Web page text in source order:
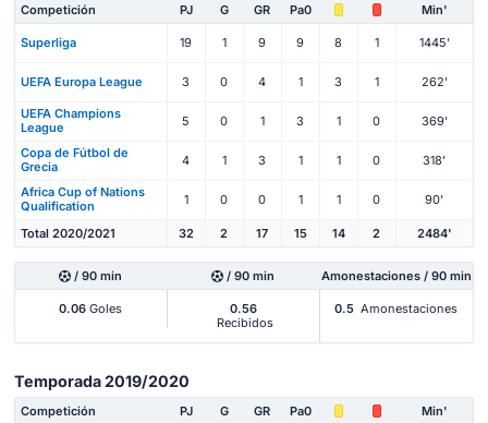
Competición PJ G GR Pa0 Min'
Superliga 19 1 9 9 8 1 1445'
UEFA Europa League 3 0 4 1 3 1 262'
UEFA Champions
League
5 0 1 3 1 0 369'
Copa de Fútbol de
Grecia
4 1 3 1 1 0 318'
Africa Cup of Nations
Qualification
1 0 0 1 1 0 90'
Total 2020/2021 32 2 17 15 14 2 2484'
/ 90 min / 90 min Amonestaciones / 90 min
0.06 Goles
0.56
Recibidos
0.5 Amonestaciones
Temporada 2019/2020
Competición PJ G GR Pa0 Min'